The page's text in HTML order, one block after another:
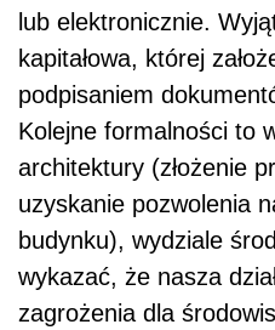
Urzędzie Miar, który
warzelni i zbiorników
urzędzie celnym (pobór
marszałkowskim
czy sanepidzie
użytku pomieszczeń w
Redakcja: Ile to
kosztowało?